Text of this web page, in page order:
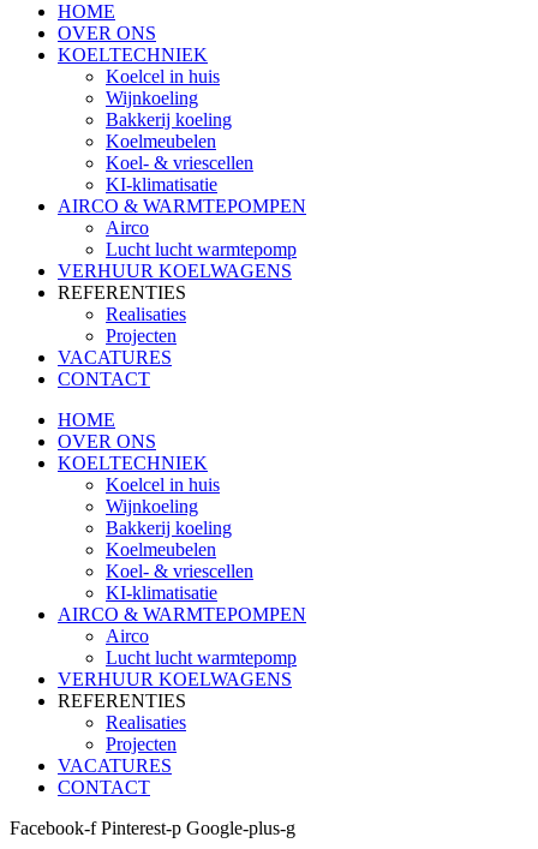
HOME
OVER ONS
KOELTECHNIEK
Koelcel in huis
Wijnkoeling
Bakkerij koeling
Koelmeubelen
Koel- & vriescellen
KI-klimatisatie
AIRCO & WARMTEPOMPEN
Airco
Lucht lucht warmtepomp
VERHUUR KOELWAGENS
REFERENTIES
Realisaties
Projecten
VACATURES
CONTACT
HOME
OVER ONS
KOELTECHNIEK
Koelcel in huis
Wijnkoeling
Bakkerij koeling
Koelmeubelen
Koel- & vriescellen
KI-klimatisatie
AIRCO & WARMTEPOMPEN
Airco
Lucht lucht warmtepomp
VERHUUR KOELWAGENS
REFERENTIES
Realisaties
Projecten
VACATURES
CONTACT
Facebook-f Pinterest-p Google-plus-g